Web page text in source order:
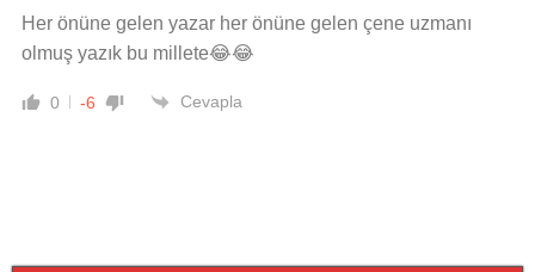
Her önüne gelen yazar her önüne gelen çene uzmanı
olmuş yazık bu millete😂😂
0 -6 Cevapla